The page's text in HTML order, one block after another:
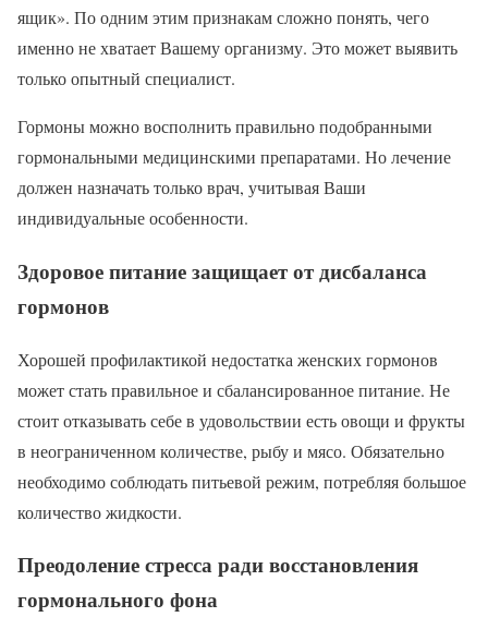
ящик». По одним этим признакам сложно понять, чего
именно не хватает Вашему организму. Это может выявить
только опытный специалист.
Гормоны можно восполнить правильно подобранными
гормональными медицинскими препаратами. Но лечение
должен назначать только врач, учитывая Ваши
индивидуальные особенности.
Здоровое питание защищает от дисбаланса
гормонов
Хорошей профилактикой недостатка женских гормонов
может стать правильное и сбалансированное питание. Не
стоит отказывать себе в удовольствии есть овощи и фрукты
в неограниченном количестве, рыбу и мясо. Обязательно
необходимо соблюдать питьевой режим, потребляя большое
количество жидкости.
Преодоление стресса ради восстановления
гормонального фона